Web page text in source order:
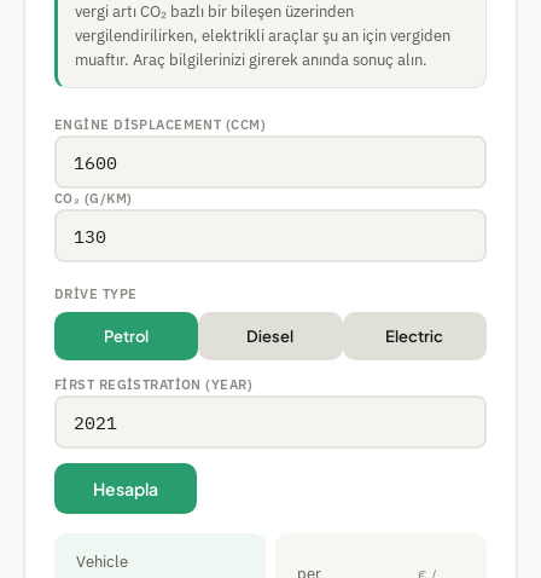
vergi artı CO₂ bazlı bir bileşen üzerinden
vergilendirilirken, elektrikli araçlar şu an için vergiden
muaftır. Araç bilgilerinizi girerek anında sonuç alın.
ENGINE DISPLACEMENT (CCM)
CO₂ (G/KM)
DRIVE TYPE
Petrol Diesel Electric
FIRST REGISTRATION (YEAR)
Hesapla
Vehicle
per